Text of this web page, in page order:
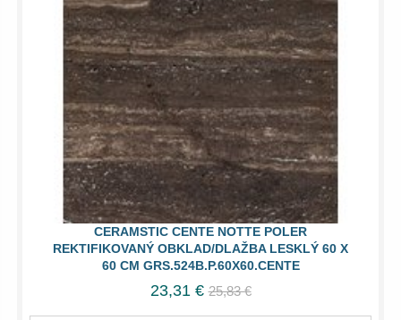
CERAMSTIC CENTE NOTTE POLER
REKTIFIKOVANÝ OBKLAD/DLAŽBA LESKLÝ 60 X
60 CM GRS.524B.P.60X60.CENTE
23,31 € 25,83 €